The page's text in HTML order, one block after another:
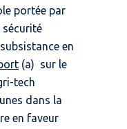
portée par
sécurité
en
(a) sur le
tech
dans la
en faveur